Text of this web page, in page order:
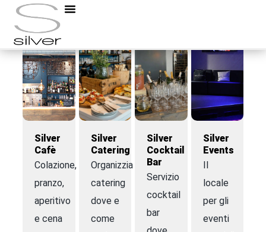
Silver
Cafè
Colazione,
pranzo,
aperitivo
e cena
Silver
Catering
Organizziamo
catering
dove e
come
Silver
Cocktail
Bar
Servizio
cocktail
bar
Silver
Events
Il
locale
per gli
eventi